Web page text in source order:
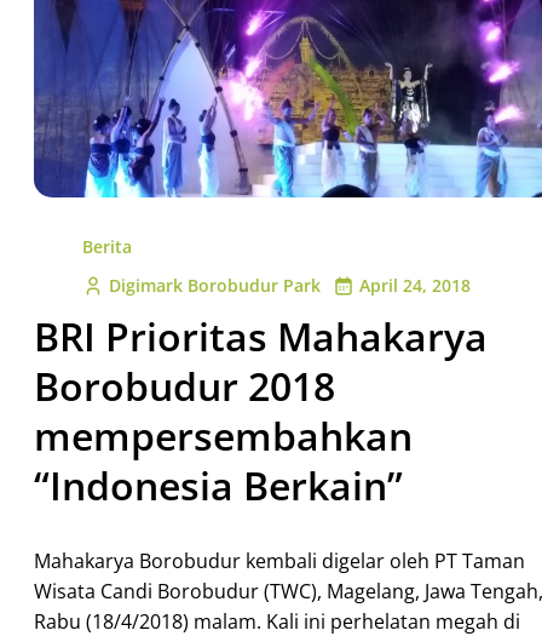
Berita
Digimark Borobudur Park
April 24, 2018
BRI Prioritas Mahakarya
Borobudur 2018
mempersembahkan
“Indonesia Berkain”
Mahakarya Borobudur kembali digelar oleh PT Taman
Wisata Candi Borobudur (TWC), Magelang, Jawa Tengah,
Rabu (18/4/2018) malam. Kali ini perhelatan megah di